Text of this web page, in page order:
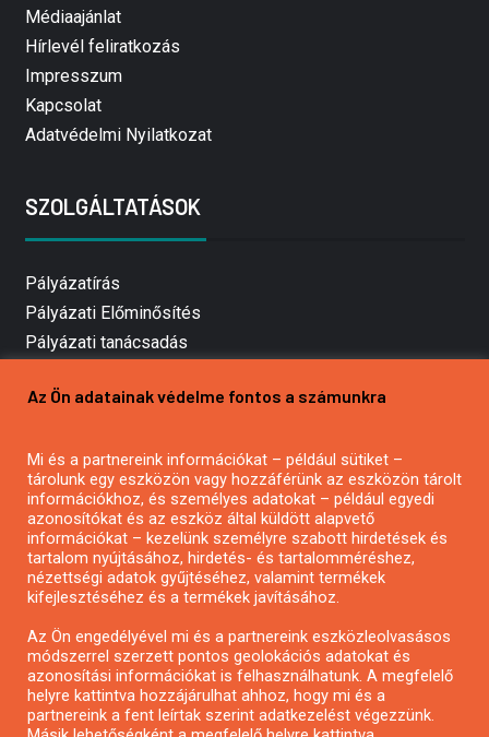
Médiaajánlat
Hírlevél feliratkozás
Impresszum
Kapcsolat
Adatvédelmi Nyilatkozat
SZOLGÁLTATÁSOK
Pályázatírás
Pályázati Előminősítés
Pályázati tanácsadás
Mezőgazdasági pályázatírás
Pályázatírás civil szervezeteknek
Pályázatírás önkormányzatoknak
Pályázatfigyelés
Specifikus pályázatfigyelés vagy hírlevél
Pályázatok magánszemélyeknek
Pályázatok civil szervezeteknek
Az Ön adatainak védelme fontos a számunkra
Mi és a partnereink információkat – például sütiket –
tárolunk egy eszközön vagy hozzáférünk az eszközön tárolt
információkhoz, és személyes adatokat – például egyedi
azonosítókat és az eszköz által küldött alapvető
információkat – kezelünk személyre szabott hirdetések és
tartalom nyújtásához, hirdetés- és tartalomméréshez,
nézettségi adatok gyűjtéséhez, valamint termékek
kifejlesztéséhez és a termékek javításához.
Az Ön engedélyével mi és a partnereink eszközleolvasásos
módszerrel szerzett pontos geolokációs adatokat és
azonosítási információkat is felhasználhatunk. A megfelelő
helyre kattintva hozzájárulhat ahhoz, hogy mi és a
partnereink a fent leírtak szerint adatkezelést végezzünk.